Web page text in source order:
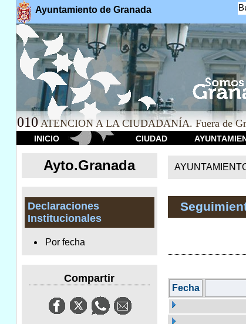
Ayuntamiento de Granada
010 ATENCION A LA CIUDADANÍA. Fuera de
INICIO CIUDAD
Ayto.Granada
Declaraciones
Institucionales
Por fecha
Compartir
Fecha